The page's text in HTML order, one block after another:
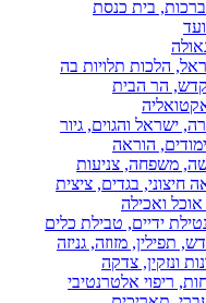
בית כנסת
הלכות תלויות בה
הר הבית
ישראל והגוים, גיור
הוראה
משפחה, צניעות
חיצוני, בגדים, ציצית
ואכילה
ידיים, טבילת כלים
תפילין, מזוזה, גניזה
ונזקין, צדקה
ריפוי אלטרנטיבי